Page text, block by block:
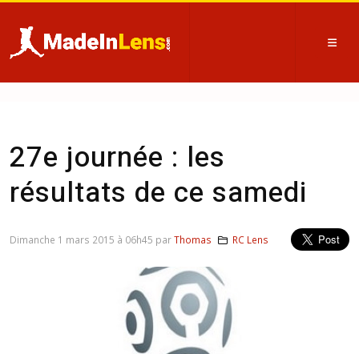
27e journée : les
résultats de ce samedi
Dimanche 1 mars 2015 à 06h45 parThomas RC Lens